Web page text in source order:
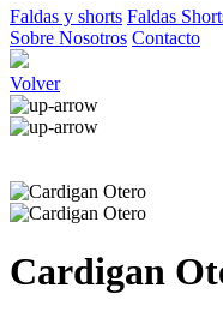
Faldas y shorts Faldas
Sobre Nosotros Contacto
Volver
Cardigan